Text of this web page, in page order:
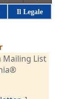
Il Legale
Mailing List